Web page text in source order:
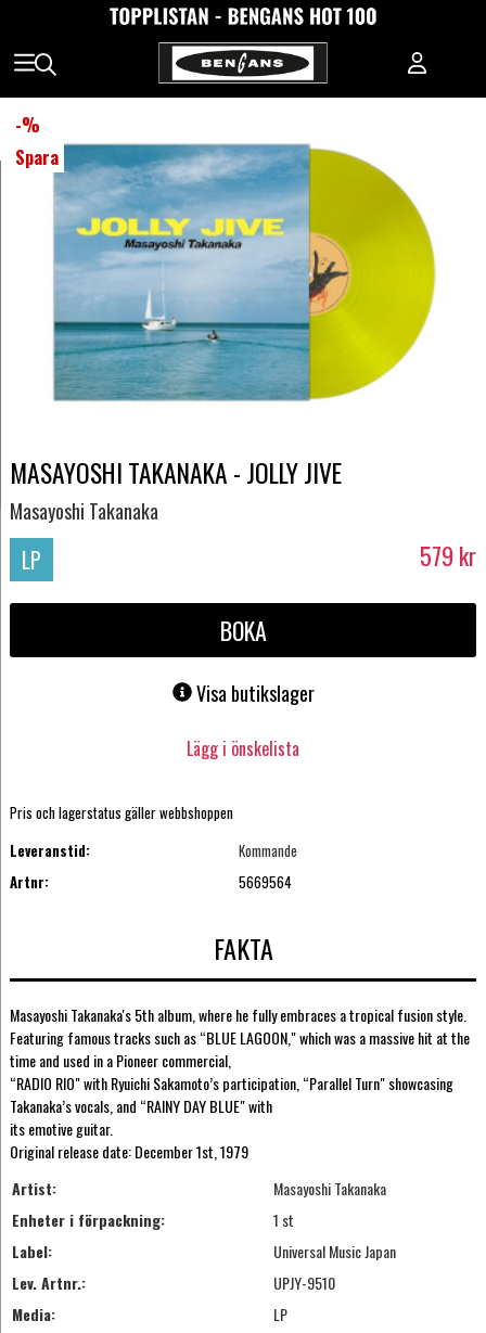
-%
Spara
MASAYOSHI TAKANAKA - JOLLY JIVE
Masayoshi Takanaka
LP 579 kr
BOKA
Visa butikslager
Lägg i önskelista
Pris och lagerstatus gäller webbshoppen
Leveranstid:
Kommande
Artnr:
5669564
FAKTA
Masayoshi Takanaka's 5th album, where he fully embraces a tropical fusion style.
Featuring famous tracks such as “BLUE LAGOON," which was a massive hit at the
time and used in a Pioneer commercial,
“RADIO RIO" with Ryuichi Sakamoto’s participation, “Parallel Turn" showcasing
Takanaka’s vocals, and “RAINY DAY BLUE" with
its emotive guitar.
Original release date: December 1st, 1979
Artist:
Masayoshi Takanaka
Enheter i förpackning:
1 st
Label:
Universal Music Japan
Lev. Artnr.:
UPJY-9510
Media:
LP